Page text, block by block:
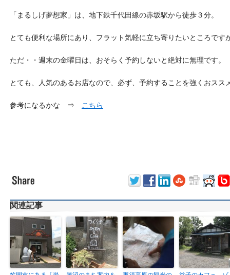
「まるしげ夢想家」は、地下鉄千代田線の赤坂駅から徒歩３分。
とても便利な場所にあり、フラット気軽に立ち寄りたいところです
ただ・・週末の金曜日は、おそらく予約しないと絶対に無理です。
とても、人気のあるお店なので、必ず、予約することを強くおスス
参考になるかな ⇒ こちら
関連記事